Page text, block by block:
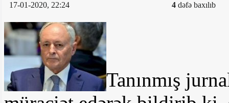
17-01-2020, 22:24 4 dəfə baxılıb
Tanınmış